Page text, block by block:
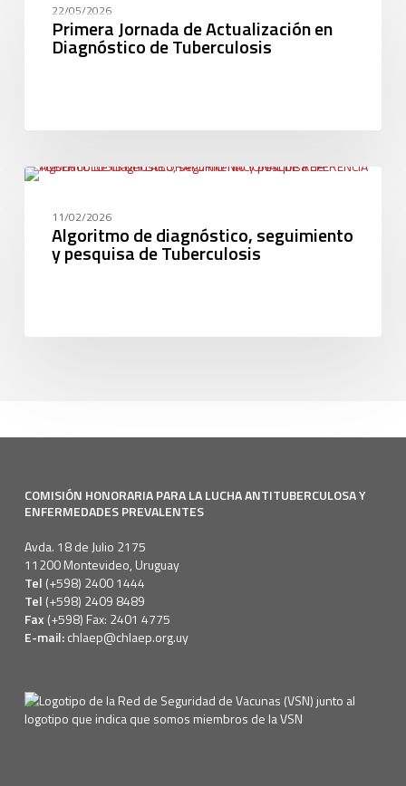
22/05/2026
Primera Jornada de Actualización en
Diagnóstico de Tuberculosis
11/02/2026
Algoritmo de diagnóstico, seguimiento
y pesquisa de Tuberculosis
COMISIÓN HONORARIA PARA LA LUCHA ANTITUBERCULOSA Y
ENFERMEDADES PREVALENTES
Avda. 18 de Julio 2175
11200 Montevideo, Uruguay
Tel (+598) 2400 1444
Tel (+598) 2409 8489
Fax (+598) Fax: 2401 4775
E-mail:chlaep@chlaep.org.uy